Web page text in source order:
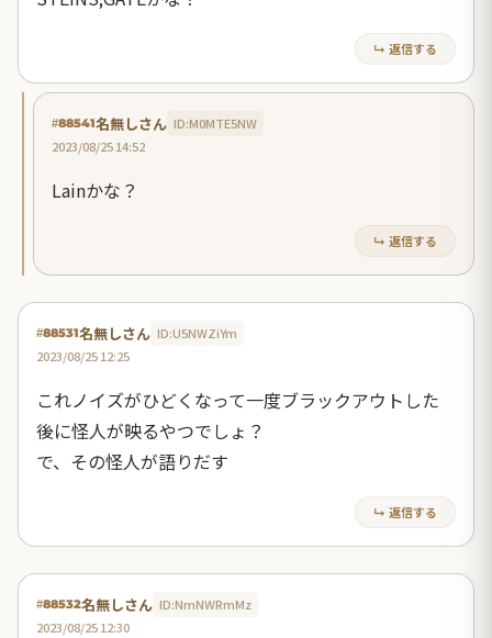
↳ 返信する
#88541名無しさん ID:M0MTE5NW
2023/08/25 14:52
Lainかな？
↳ 返信する
#88531名無しさん ID:U5NWZiYm
2023/08/25 12:25
これノイズがひどくなって一度ブラックアウトした
後に怪人が映るやつでしょ？
で、その怪人が語りだす
↳ 返信する
#88532名無しさん ID:NmNWRmMz
2023/08/25 12:30